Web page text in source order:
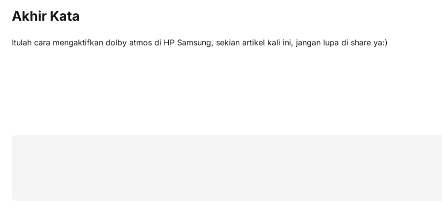
Akhir Kata
Itulah cara mengaktifkan dolby atmos di HP Samsung, sekian artikel kali ini, jangan lupa di share ya:)